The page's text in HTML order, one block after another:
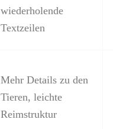
wiederholende
Textzeilen
Mehr Details zu den
Tieren, leichte
Reimstruktur